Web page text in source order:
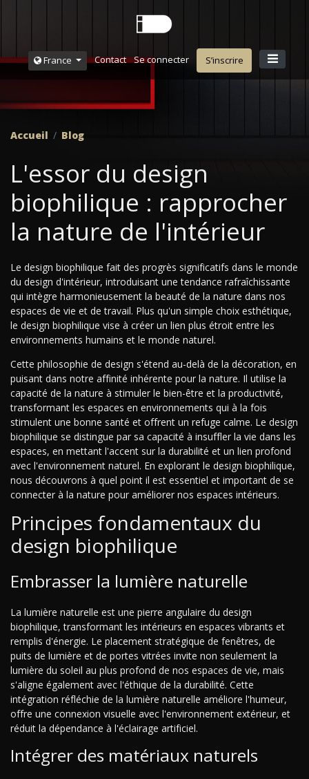
France Contact Se connecter S’inscrire
Accueil Blog
L'essor du design
biophilique : rapprocher
la nature de l'intérieur
Le design biophilique fait des progrès significatifs dans le monde
du design d'intérieur, introduisant une tendance rafraîchissante
qui intègre harmonieusement la beauté de la nature dans nos
espaces de vie et de travail. Plus qu'un simple choix esthétique,
le design biophilique vise à créer un lien plus étroit entre les
environnements humains et le monde naturel.
Cette philosophie de design s'étend au-delà de la décoration, en
puisant dans notre affinité inhérente pour la nature. Il utilise la
capacité de la nature à stimuler le bien-être et la productivité,
transformant les espaces en environnements qui à la fois
stimulent une bonne santé et offrent un refuge calme. Le design
biophilique se distingue par sa capacité à insuffler la vie dans les
espaces, en mettant l'accent sur la durabilité et un lien profond
avec l'environnement naturel. En explorant le design biophilique,
nous découvrons à quel point il est essentiel et important de se
connecter à la nature pour améliorer nos espaces intérieurs.
Principes fondamentaux du
design biophilique
Embrasser la lumière naturelle
La lumière naturelle est une pierre angulaire du design
biophilique, transformant les intérieurs en espaces vibrants et
remplis d'énergie. Le placement stratégique de fenêtres, de
puits de lumière et de portes vitrées invite non seulement la
lumière du soleil au plus profond de nos espaces de vie, mais
s'aligne également avec l'éthique de la durabilité. Cette
intégration réfléchie de la lumière naturelle améliore l'humeur,
offre une connexion visuelle avec l'environnement extérieur, et
réduit la dépendance à l'éclairage artificiel.
Intégrer des matériaux naturels